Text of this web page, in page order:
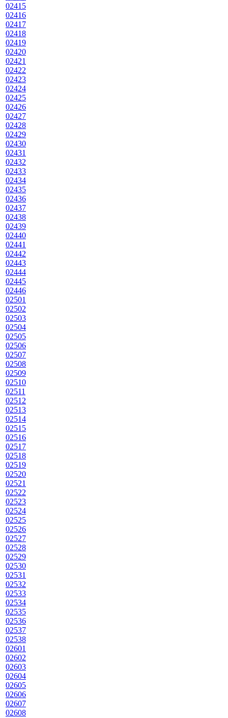
02415
02416
02417
02418
02419
02420
02421
02422
02423
02424
02425
02426
02427
02428
02429
02430
02431
02432
02433
02434
02435
02436
02437
02438
02439
02440
02441
02442
02443
02444
02445
02446
02501
02502
02503
02504
02505
02506
02507
02508
02509
02510
02511
02512
02513
02514
02515
02516
02517
02518
02519
02520
02521
02522
02523
02524
02525
02526
02527
02528
02529
02530
02531
02532
02533
02534
02535
02536
02537
02538
02601
02602
02603
02604
02605
02606
02607
02608